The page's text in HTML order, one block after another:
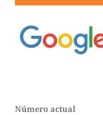
Número actual